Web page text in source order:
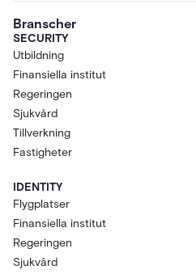
Branscher
SECURITY
Utbildning
Finansiella institut
Regeringen
Sjukvård
Tillverkning
Fastigheter
IDENTITY
Flygplatser
Finansiella institut
Regeringen
Sjukvård